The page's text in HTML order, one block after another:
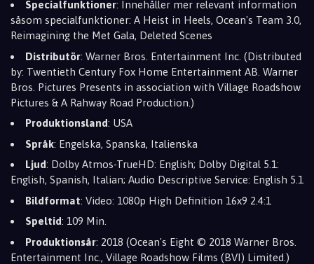
Specialfunktioner: Innehåller mer relevant information
såsom specialfunktioner: A Heist in Heels, Ocean's Team 3.0,
Reimagining the Met Gala, Deleted Scenes
Distributör: Warner Bros. Entertainment Inc. (Distributed
by: Twentieth Century Fox Home Entertainment AB. Warner
Bros. Pictures Presents in association with Village Roadshow
Pictures & A Rahway Road Production.)
Produktionsland: USA
Språk: Engelska, Spanska, Italienska
Ljud: Dolby Atmos-TrueHD: English; Dolby Digital 5.1:
English, Spanish, Italian; Audio Descriptive Service: English 5.1
Bildformat: Video: 1080p High Definition 16x9 2.4:1
Speltid: 109 Min.
Produktionsår: 2018 (Ocean's Eight © 2018 Warner Bros.
Entertainment Inc., Village Roadshow Films (BVI) Limited.)